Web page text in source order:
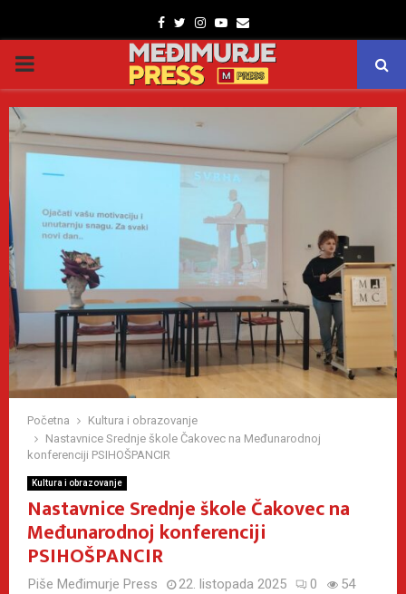
Facebook
TwitterInstagram
Youtube
Email
PRIMARY
MENU
Početna
Kultura i obrazovanje
Nastavnice Srednje škole Čakovec na Međunarodnoj
konferenciji PSIHOŠPANCIR
Kultura i obrazovanje
Nastavnice Srednje škole Čakovec na
Međunarodnoj konferenciji
PSIHOŠPANCIR
Piše Međimurje Press 22. listopada 2025 0 54